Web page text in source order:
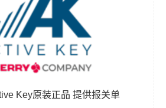
Key原装正品 提供报关单